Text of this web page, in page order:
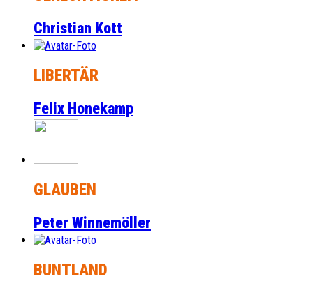
Christian Kott
LIBERTÄR
Felix Honekamp
GLAUBEN
Peter Winnemöller
BUNTLAND